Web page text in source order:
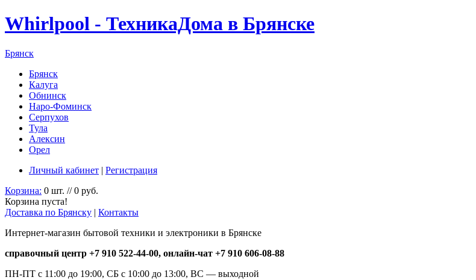
Whirlpool - ТехникаДома в Брянске
Брянск
Брянск
Калуга
Обнинск
Наро-Фоминск
Серпухов
Тула
Алексин
Орел
Личный кабинет | Регистрация
Корзина: 0 шт. // 0 руб.
Корзина пуста!
Доставка по Брянску | Контакты
Интернет-магазин бытовой техники и электроники в Брянске
справочный центр +7 910 522-44-00, онлайн-чат +7 910 606-08-88
ПН-ПТ с 11:00 до 19:00, СБ с 10:00 до 13:00, ВС — выходной